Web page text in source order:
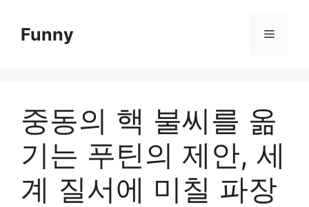
contentFunny Menu
중동의 핵 불씨를 옮
기는 푸틴의 제안, 세
계 질서에 미칠 파장